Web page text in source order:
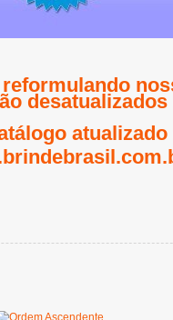
atualizado